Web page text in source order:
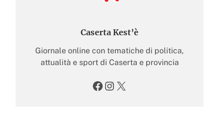
Caserta Kest’è
Giornale online con tematiche di politica,
attualità e sport di Caserta e provincia
Facebook Instagram X